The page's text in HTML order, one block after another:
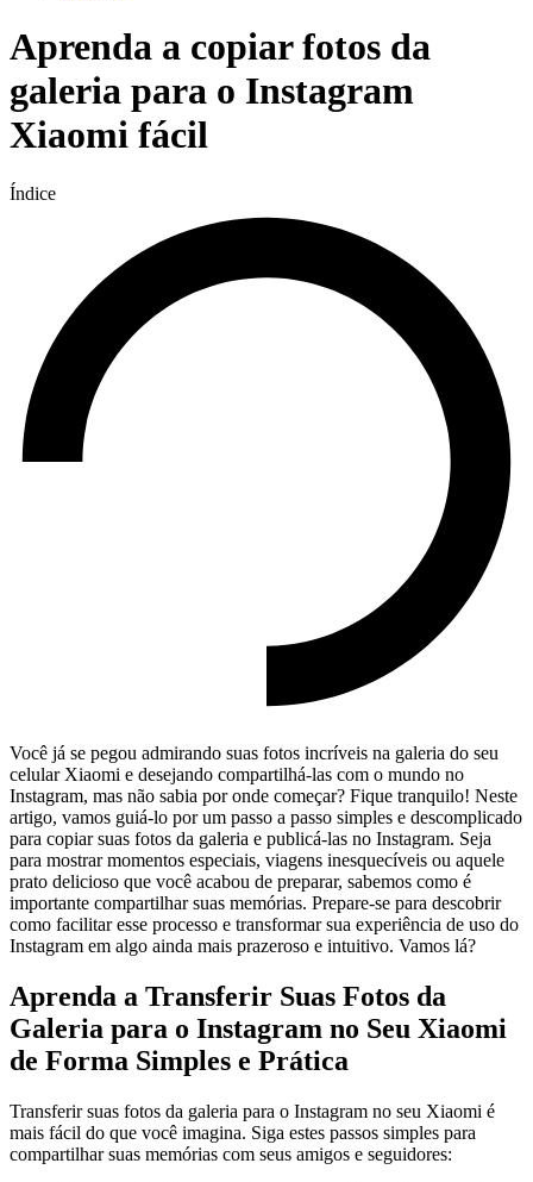
Aprenda a copiar fotos da
galeria para o Instagram
Xiaomi fácil
Índice
Você já se⁤ pegou admirando suas fotos ⁣incríveis na galeria ⁣do⁣ seu
celular Xiaomi e desejando compartilhá-las com o mundo no
⁣Instagram, mas não sabia ‌por onde começar? Fique ⁤tranquilo! Neste
artigo, vamos ‍guiá-lo por um passo a passo ⁤simples e descomplicado
para ​copiar suas⁢ fotos da galeria e publicá-las‌ no Instagram. Seja
para mostrar momentos especiais, viagens inesquecíveis ou aquele
prato delicioso⁤ que você acabou de‍ preparar,‍ sabemos como é
importante compartilhar ‌suas memórias. Prepare-se para descobrir
como​ facilitar esse processo e transformar sua experiência de‍ uso do
Instagram‌ em algo ‍ainda mais ⁤prazeroso e intuitivo. Vamos lá?
Aprenda a Transferir ⁤Suas Fotos ​da
Galeria⁣ para ‍o Instagram no Seu⁣ Xiaomi
de​ Forma Simples e Prática
Transferir ‍suas ‍fotos da ⁣galeria‍ para o Instagram no seu Xiaomi é
⁤mais fácil ‍do que você imagina. Siga estes passos ​simples para
compartilhar suas⁢ memórias com seus amigos e seguidores: